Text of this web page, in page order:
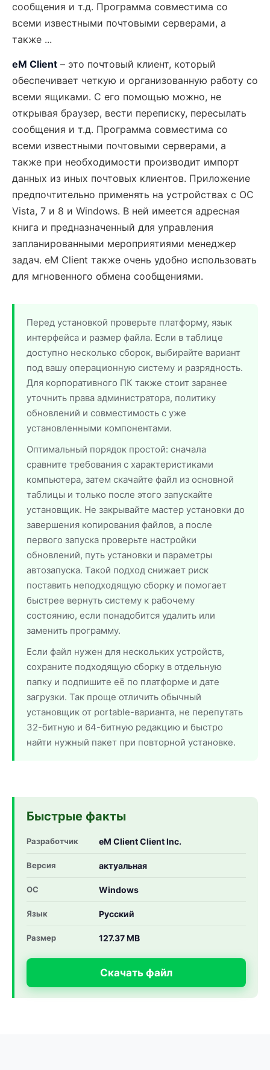
сообщения и т.д. Программа совместима со
всеми известными почтовыми серверами, а
также ...
eM Client – это почтовый клиент, который
обеспечивает четкую и организованную работу со
всеми ящиками. С его помощью можно, не
открывая браузер, вести переписку, пересылать
сообщения и т.д. Программа совместима со
всеми известными почтовыми серверами, а
также при необходимости производит импорт
данных из иных почтовых клиентов. Приложение
предпочтительно применять на устройствах с ОС
Vista, 7 и 8 и Windows. В ней имеется адресная
книга и предназначенный для управления
запланированными мероприятиями менеджер
задач. eM Client также очень удобно использовать
для мгновенного обмена сообщениями.
Перед установкой проверьте платформу, язык
интерфейса и размер файла. Если в таблице
доступно несколько сборок, выбирайте вариант
под вашу операционную систему и разрядность.
Для корпоративного ПК также стоит заранее
уточнить права администратора, политику
обновлений и совместимость с уже
установленными компонентами.
Оптимальный порядок простой: сначала
сравните требования с характеристиками
компьютера, затем скачайте файл из основной
таблицы и только после этого запускайте
установщик. Не закрывайте мастер установки до
завершения копирования файлов, а после
первого запуска проверьте настройки
обновлений, путь установки и параметры
автозапуска. Такой подход снижает риск
поставить неподходящую сборку и помогает
быстрее вернуть систему к рабочему
состоянию, если понадобится удалить или
заменить программу.
Если файл нужен для нескольких устройств,
сохраните подходящую сборку в отдельную
папку и подпишите её по платформе и дате
загрузки. Так проще отличить обычный
установщик от portable-варианта, не перепутать
32-битную и 64-битную редакцию и быстро
найти нужный пакет при повторной установке.
Быстрые факты
Разработчик eM Client Client Inc.
Версия актуальная
ОС Windows
Язык Русский
Размер 127.37 MB
Скачать файл